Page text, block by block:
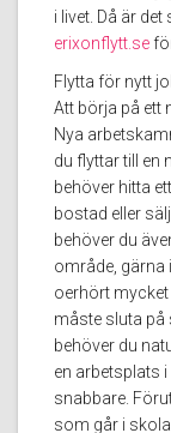
i livet. Då är
erixonflytt.se
Flytta för nytt
Att börja på ett
Nya
du flyttar till en
behöver hitta
bostad eller
behöver du
område, gärna
oerhört
måste sluta på
behöver du
en arbetsplats
snabbare.
som går i